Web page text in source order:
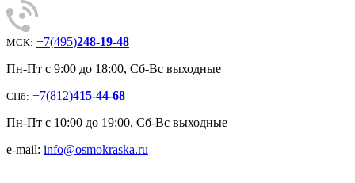
МСК: +7(495)248-19-48
Пн-Пт с 9:00 до 18:00, Сб-Вс выходные
СПб: +7(812)415-44-68
Пн-Пт с 10:00 до 19:00, Сб-Вс выходные
e-mail: info@osmokraska.ru